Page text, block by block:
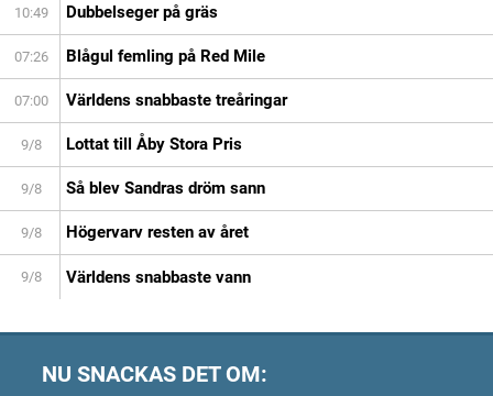
10:49 Dubbelseger på gräs
07:26 Blågul femling på Red Mile
07:00 Världens snabbaste treåringar
9/8 Lottat till Åby Stora Pris
9/8 Så blev Sandras dröm sann
9/8 Högervarv resten av året
9/8 Världens snabbaste vann
NU SNACKAS DET OM: